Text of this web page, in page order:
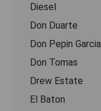
Diesel
Don Duarte
Don Pepin Garcia
Don Tomas
Drew Estate
El Baton